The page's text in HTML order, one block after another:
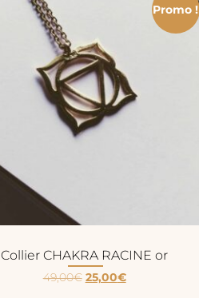
Promo !
Collier CHAKRA RACINE or
49,00€ 25,00€